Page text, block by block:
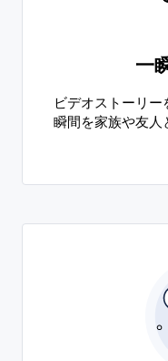
一
ビデオストーリ
瞬間を家族や友人